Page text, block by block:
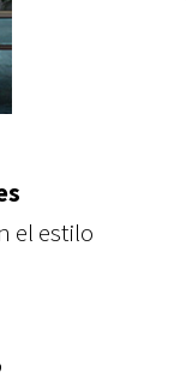
el estilo